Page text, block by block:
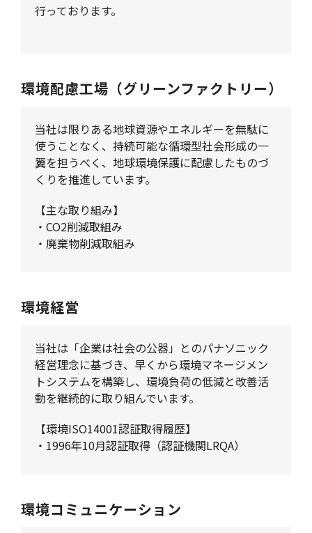
行っております。
環境配慮工場（グリーンファクトリー）
当社は限りある地球資源やエネルギーを無駄に
使うことなく、持続可能な循環型社会形成の一
翼を担うべく、地球環境保護に配慮したものづ
くりを推進しています。
【主な取り組み】
・CO2削減取組み
・廃棄物削減取組み
環境経営
当社は「企業は社会の公器」とのパナソニック
経営理念に基づき、早くから環境マネージメン
トシステムを構築し、環境負荷の低減と改善活
動を継続的に取り組んでいます。
【環境ISO14001認証取得履歴】
・1996年10月認証取得（認証機関LRQA）
環境コミュニケーション